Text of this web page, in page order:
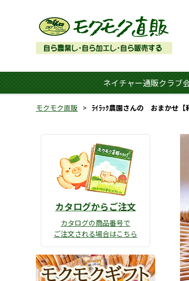
ネイチャー通販クラブ
モクモク直販 ﾗｲﾗｯｸ農園さんの おまかせ【
カタログからご注文
カタログの商品番号で
ご注文される場合はこちら